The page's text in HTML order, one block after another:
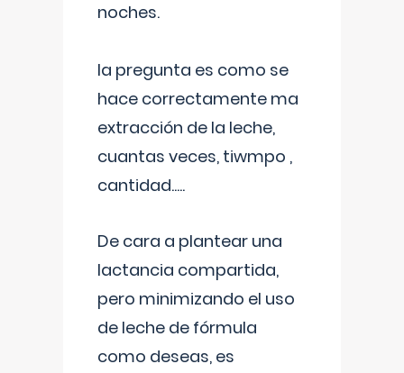
noches.
la pregunta es como se
hace correctamente ma
extracción de la leche,
cuantas veces, tiwmpo ,
cantidad.....
De cara a plantear una
lactancia compartida,
pero minimizando el uso
de leche de fórmula
como deseas, es